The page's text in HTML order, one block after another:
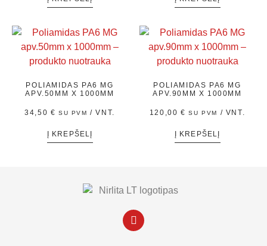
POLIAMIDAS PA6 MG
APV.50MM X 1000MM
34,50 € SU PVM / VNT.
Į KREPŠELĮ
POLIAMIDAS PA6 MG
APV.90MM X 1000MM
120,00€ SU PVM / VNT.
Į KREPŠELĮ